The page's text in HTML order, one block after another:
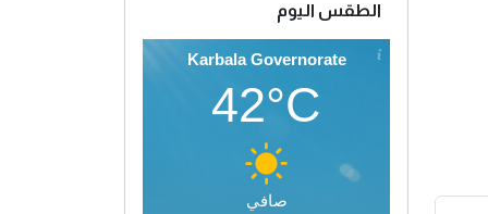
الطقس اليوم
Karbala Governorate
42°C
صافي